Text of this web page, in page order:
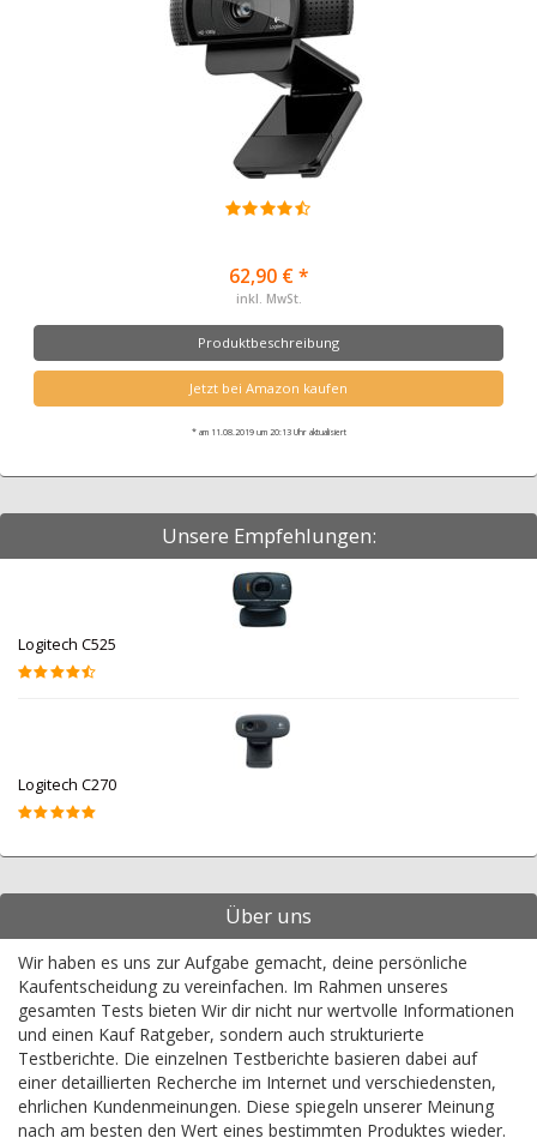
62,90 € *
inkl. MwSt.
Produktbeschreibung
Jetzt bei Amazon kaufen
* am 11.08.2019 um 20:13 Uhr aktualisiert
Unsere Empfehlungen:
Logitech C525
Logitech C270
Über uns
Wir haben es uns zur Aufgabe gemacht, deine persönliche
Kaufentscheidung zu vereinfachen. Im Rahmen unseres
gesamten Tests bieten Wir dir nicht nur wertvolle Informationen
und einen Kauf Ratgeber, sondern auch strukturierte
Testberichte. Die einzelnen Testberichte basieren dabei auf
einer detaillierten Recherche im Internet und verschiedensten,
ehrlichen Kundenmeinungen. Diese spiegeln unserer Meinung
nach am besten den Wert eines bestimmten Produktes wieder.